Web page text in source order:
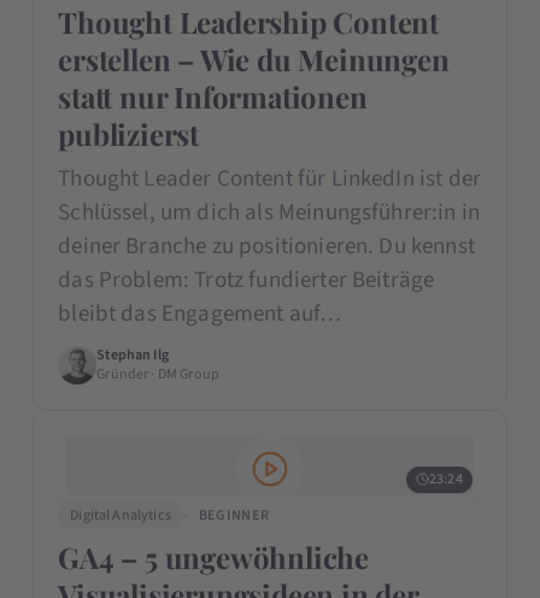
Thought Leadership Content
erstellen – Wie du Meinungen
statt nur Informationen
publizierst
Thought Leader Content für LinkedIn ist der
Schlüssel, um dich als Meinungsführer:in in
deiner Branche zu positionieren. Du kennst
das Problem: Trotz fundierter Beiträge
bleibt das Engagement auf…
Stephan Ilg
Gründer · DM Group
23:24
Digital Analytics
BEGINNER
GA4 – 5 ungewöhnliche